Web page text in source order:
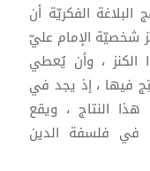
الفكريّة أن
شخصيّة الإمام عليّ
الكنز ، وأن يُعطي
فيها ، إذ يجد في
النتاج ، ويقع
في فلسفة الدين